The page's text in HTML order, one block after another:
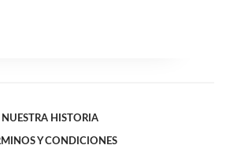
NUESTRA HISTORIA
Y CONDICIONES